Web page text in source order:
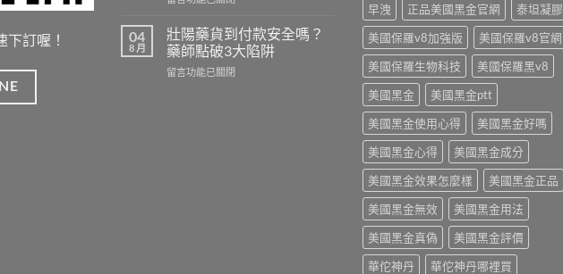
下訂喔！
師
你
算
顆
處
方
開
賣！
壯
陽
藥
推
04
8 月
壯陽藥貨到付款安全嗎？
藥師點破3大陷阱
在
留言功能已關閉
早洩
正品美國黑金官網
泰坦凝膠
美國保羅v8加強版
美國保羅v8官網
美國保羅生物科技
美國保羅黑v8
美國黑金
美國黑金ptt
美國黑金使用心得
美國黑金好嗎
美國黑金心得
美國黑金成分
美國黑金效果怎麼樣
美國黑金正品
美國黑金無效
美國黑金用法
美國黑金真偽
美國黑金評價
華佗神丹
華佗神丹哪裡買